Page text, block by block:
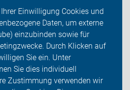
Einwilligung Cookies und
Daten, um externe
einzubinden sowie für
Durch Klicken auf
Sie ein. Unter
Sie dies individuell
Zustimmung verwenden wir